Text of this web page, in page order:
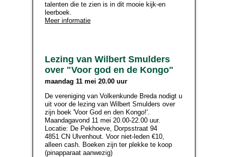
talenten die te zien is in dit mooie kijk-en
leerboek.
Meer informatie
Lezing van Wilbert Smulders
over "Voor god en de Kongo"
maandag 11 mei 20.00 uur
De vereniging van Volkenkunde Breda nodigt u
uit voor de lezing van Wilbert Smulders over
zijn boek 'Voor God en den Kongo!'.
Maandagavond 11 mei 20.00-22.00 uur.
Locatie: De Pekhoeve, Dorpsstraat 94
4851 CN Ulvenhout. Voor niet-leden €10,
alleen cash. Boeken zijn ter plekke te koop
(pinapparaat aanwezig)